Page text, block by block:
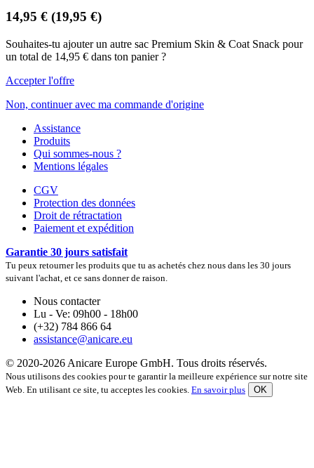
14,95 € (19,95 €)
Souhaites-tu ajouter un autre sac Premium Skin & Coat Snack pour
un total de 14,95 € dans ton panier ?
Accepter l'offre
Non, continuer avec ma commande d'origine
Assistance
Produits
Qui sommes-nous ?
Mentions légales
CGV
Protection des données
Droit de rétractation
Paiement et expédition
Garantie 30 jours satisfait
Tu peux retourner les produits que tu as achetés chez nous dans les 30 jours
suivant l'achat, et ce sans donner de raison.
Nous contacter
Lu - Ve: 09h00 - 18h00
(+32) 784 866 64
assistance@anicare.eu
© 2020-2026 Anicare Europe GmbH. Tous droits réservés.
Nous utilisons des cookies pour te garantir la meilleure expérience sur notre site
Web. En utilisant ce site, tu acceptes les cookies. En savoir plus OK